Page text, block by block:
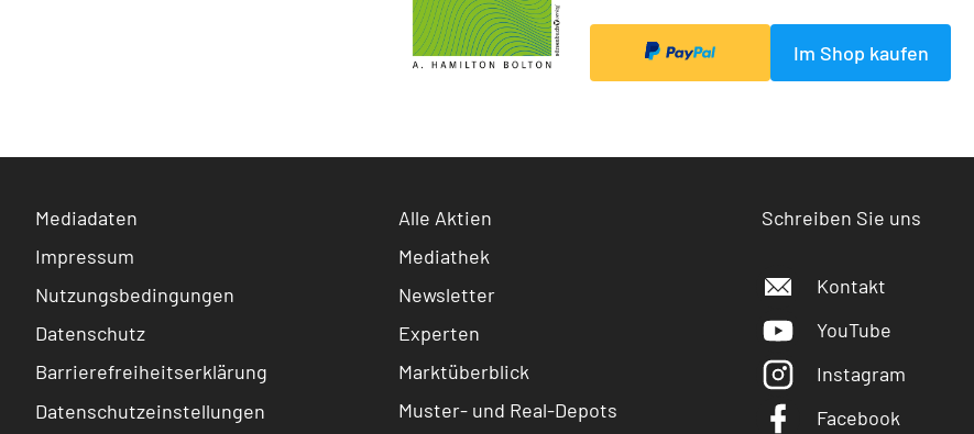
Im Shop kaufen
Mediadaten
Impressum
Nutzungsbedingungen
Datenschutz
Barrierefreiheitserklärung
Datenschutzeinstellungen
Alle Aktien
Mediathek
Newsletter
Experten
Marktüberblick
Muster- und Real-Depots
Schreiben Sie uns
Kontakt
YouTube
Instagram
Facebook